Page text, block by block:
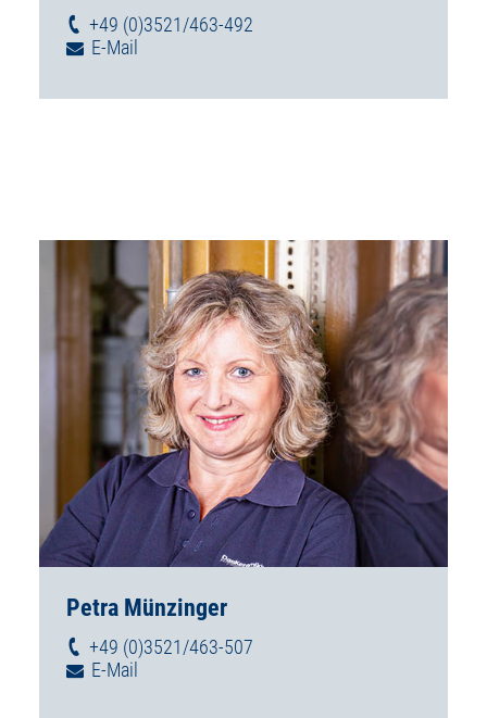
+49 (0)3521/463-492
Petra Münzinger
+49 (0)3521/463-507